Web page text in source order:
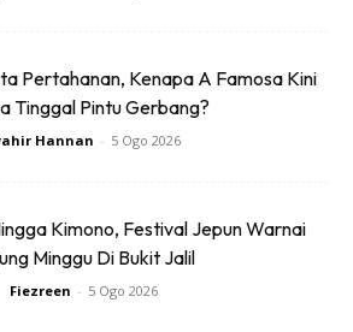
Pertahanan, Kenapa A Famosa Kini
Tinggal Pintu Gerbang?
Hannan - 5 Ogo 2026
Kimono, Festival Jepun Warnai
Minggu Di Bukit Jalil
Fiezreen - 5 Ogo 2026